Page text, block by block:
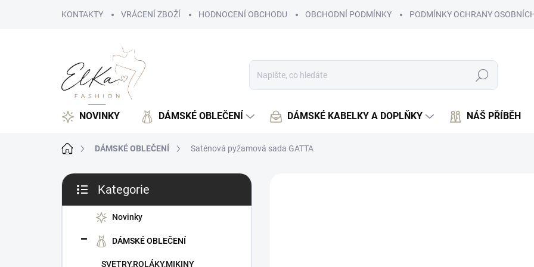
KONTAKTY VRÁCENÍ ZBOŽÍ HODNOCENÍ OBCHODU OBCHODNÍ PODMÍNKY PODMÍNKY OCHRANY
Hledat
NOVINKY DÁMSKÉ OBLEČENÍ DÁMSKÉ KABELKY A DOPLŇKY NÁŠ PŘÍBĚH
Domů DÁMSKÉ OBLEČENÍ Saténová pyžamová sada GATTA
P
s
kategorie
Kategorie
Novinky
DÁMSKÉ OBLEČENÍ
SVETRY,ROLÁKY,MIKINY